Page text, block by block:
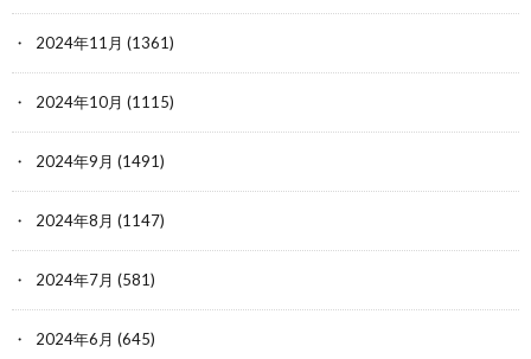
2024年11月 (1361)
2024年10月 (1115)
2024年9月 (1491)
2024年8月 (1147)
2024年7月 (581)
2024年6月 (645)